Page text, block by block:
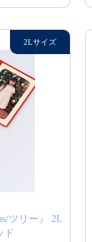
ツリー』 2L
ド